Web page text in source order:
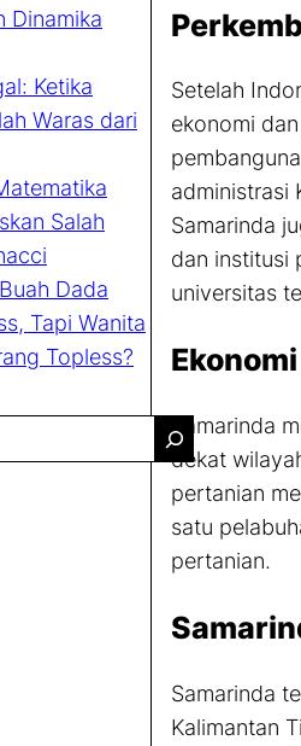
Dinamika
Ketika
Waras dari
Salah
Dada
Tapi Wanita
Topless?
Setelah
ekonomi
administrasi
Samarinda
dan institusi
universitas
Samarinda
dekat
pertanian
satu
pertanian.
Samarinda
Kalimantan